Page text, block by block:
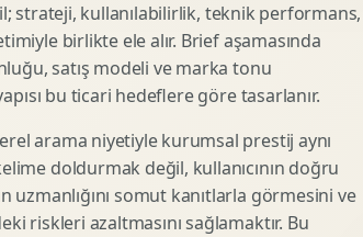
Gorseli
Gorseli
3D Urun Modelleme
Mimari 3D Gorsellestirme
Endustriyel Modelleme
Low Poly Modelleme
High Poly Modelleme
3D Render Alma
strateji, kullanılabilirlik, teknik performans,
birlikte ele alır. Brief aşamasında
satış modeli ve marka tonu
bu ticari hedeflere göre tasarlanır.
arama niyetiyle kurumsal prestij aynı
doldurmak değil, kullanıcının doğru
uzmanlığını somut kanıtlarla görmesini ve
riskleri azaltmasını sağlamaktır. Bu